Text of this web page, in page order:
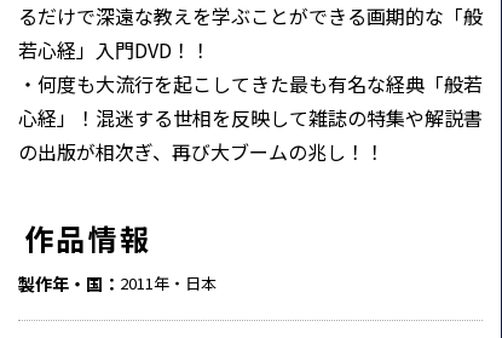
るだけで深遠な教えを学ぶことができる画期的な「般
若心経」入門DVD！！
・何度も大流行を起こしてきた最も有名な経典「般若
心経」！混迷する世相を反映して雑誌の特集や解説書
の出版が相次ぎ、再び大ブームの兆し！！
作品情報
製作年・国 2011年・日本